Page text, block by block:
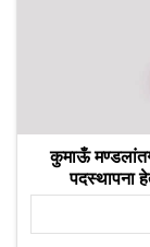
कुमाऊँ
पदस्थापना